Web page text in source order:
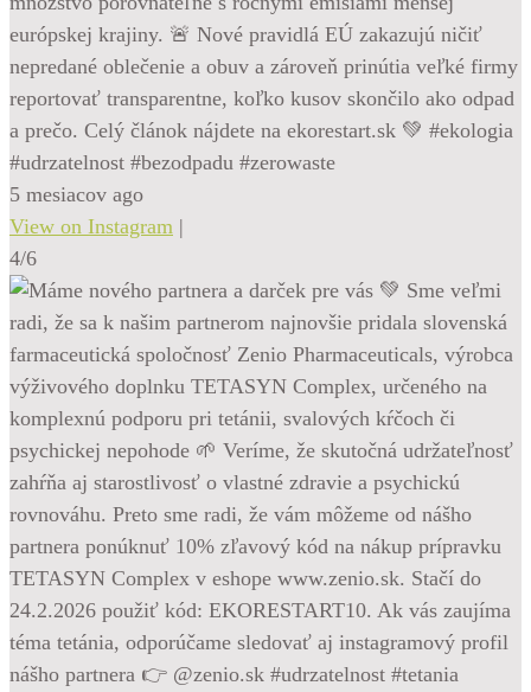
európskej krajiny. 🚨 Nové pravidlá EÚ zakazujú ničiť
nepredané oblečenie a obuv a zároveň prinútia veľké firmy
reportovať transparentne, koľko kusov skončilo ako odpad
a prečo. Celý článok nájdete na ekorestart.sk 💚 #ekologia
#udrzatelnost #bezodpadu #zerowaste
5 mesiacov ago
View on Instagram |
4/6